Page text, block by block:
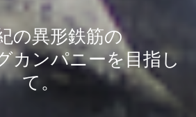
の異形鉄筋の
カンパニーを目指し
て。